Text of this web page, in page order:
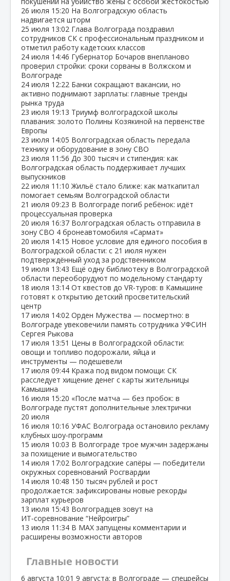
26 июля 15:20 На Волгоградскую область
надвигается шторм
25 июля 13:02 Глава Волгограда поздравил
сотрудников СК с профессиональным праздником и
отметил работу кадетских классов
24 июля 14:46 Губернатор Бочаров внепланово
проверил стройки: сроки сорваны в Волжском и
Волгограде
24 июля 12:22 Банки сокращают вакансии, но
активно поднимают зарплаты: главные тренды
рынка труда
23 июля 19:13 Триумф волгоградской школы
плавания: золото Полины Козякиной на первенстве
Европы
23 июля 14:05 Волгоградская область передала
технику и оборудование в зону СВО
23 июля 11:56 До 300 тысяч и стипендия: как
Волгоградская область поддерживает лучших
выпускников
22 июля 11:10 Жильё стало ближе: как маткапитал
помогает семьям Волгоградской области
21 июля 09:23 В Волгограде погиб ребёнок: идёт
процессуальная проверка
20 июля 16:37 Волгоградская область отправила в
зону СВО 4 бронеавтомобиля «Сармат»
20 июля 14:15 Новое условие для единого пособия в
Волгоградской области: с 21 июля нужен
подтверждённый уход за родственником
19 июля 13:43 Ещё одну библиотеку в Волгоградской
области переоборудуют по модельному стандарту
18 июля 13:14 От квестов до VR‑туров: в Камышине
готовят к открытию детский просветительский
центр
17 июля 14:02 Орден Мужества — посмертно: в
Волгограде увековечили память сотрудника УФСИН
Сергея Рыкова
17 июля 13:51 Цены в Волгоградской области:
овощи и топливо подорожали, яйца и
инструменты — подешевели
17 июля 09:44 Кража под видом помощи: СК
расследует хищение денег с карты жительницы
Камышина
16 июля 15:20 «После матча — без пробок: в
Волгограде пустят дополнительные электрички
20 июля
16 июля 10:16 УФАС Волгограда остановило рекламу
клубных шоу‑программ
15 июля 10:03 В Волгограде трое мужчин задержаны
за похищение и вымогательство
14 июля 17:02 Волгоградские сапёры — победители
окружных соревнований Росгвардии
14 июля 10:48 150 тысяч рублей и рост
продолжается: зафиксированы новые рекорды
зарплат курьеров
13 июля 15:43 Волгоградцев зовут на
ИТ‑соревнование “Нейроигры”
13 июля 11:34 В МАХ запущены комментарии и
расширены возможности авторов
Главные новости
6 августа 10:01 9 августа: в Волгограде — спецрейсы